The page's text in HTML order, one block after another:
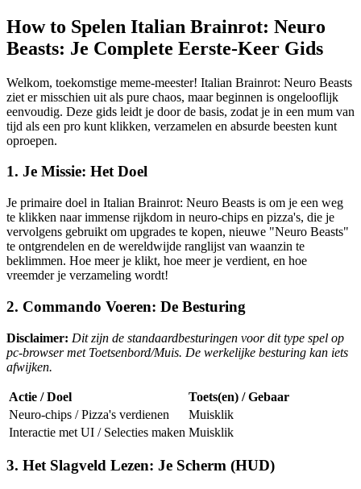
How to Spelen Italian Brainrot: Neuro
Beasts: Je Complete Eerste-Keer Gids
Welkom, toekomstige meme-meester! Italian Brainrot: Neuro Beasts
ziet er misschien uit als pure chaos, maar beginnen is ongelooflijk
eenvoudig. Deze gids leidt je door de basis, zodat je in een mum van
tijd als een pro kunt klikken, verzamelen en absurde beesten kunt
oproepen.
1. Je Missie: Het Doel
Je primaire doel in Italian Brainrot: Neuro Beasts is om je een weg
te klikken naar immense rijkdom in neuro-chips en pizza's, die je
vervolgens gebruikt om upgrades te kopen, nieuwe "Neuro Beasts"
te ontgrendelen en de wereldwijde ranglijst van waanzin te
beklimmen. Hoe meer je klikt, hoe meer je verdient, en hoe
vreemder je verzameling wordt!
2. Commando Voeren: De Besturing
Disclaimer: Dit zijn de standaardbesturingen voor dit type spel op
pc-browser met Toetsenbord/Muis. De werkelijke besturing kan iets
afwijken.
Actie / Doel
Toets(en) / Gebaar
Neuro-chips / Pizza's verdienen
Muisklik
Interactie met UI / Selecties maken Muisklik
3. Het Slagveld Lezen: Je Scherm (HUD)